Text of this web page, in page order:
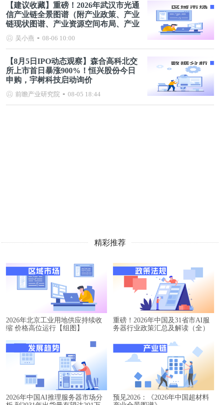
【建议收藏】重磅！2026年武汉市光通
信产业链全景图谱（附产业政策、产业
链现状图谱、产业资源空间布局、产业
链发展规划）
吴小燕 08-06 10:00
【8月5日IPO动态观察】森合高科北交
所上市首日暴涨900%！恒兴股份今日
申购，宇树科技启动询价
前瞻产业研究院 08-05 18:44
精彩推荐
2026年北京工业用地供应持续收
缩 价格高位运行【组图】
重磅！2026年中国及31省市AI服
务器行业政策汇总及解读（全）
2026年中国AI推理服务器市场分
预见2026：《2026年中国超材料